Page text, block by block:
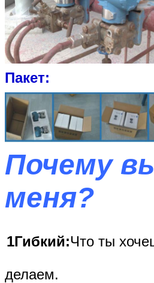
Пакет:
Почему
меня?
1Гибкий:Что ты
делаем.